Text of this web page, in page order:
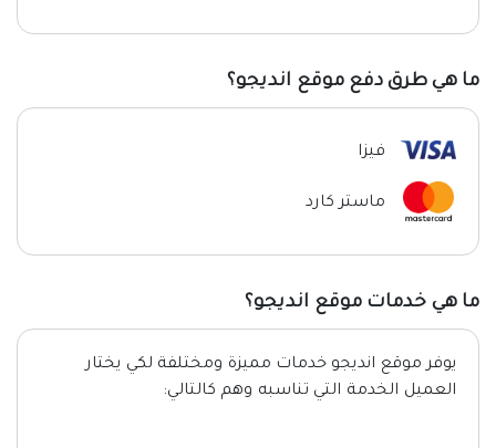
ما هي طرق دفع موقع انديجو؟
فيزا
ماستر كارد
ما هي خدمات موقع انديجو؟
يوفر موقع انديجو خدمات مميزة ومختلفة لكي يختار
العميل الخدمة التي تناسبه وهم كالتالي: